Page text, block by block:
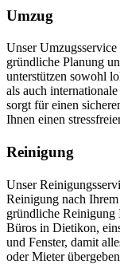
Umzug
Unser
gründliche Planung
unterstützen sowohl
als auch
sorgt für einen
Ihnen einen
Reinigung
Unser
Reinigung nach
gründliche Reinigung
Büros in Dietikon,
und Fenster, damit
oder Mieter